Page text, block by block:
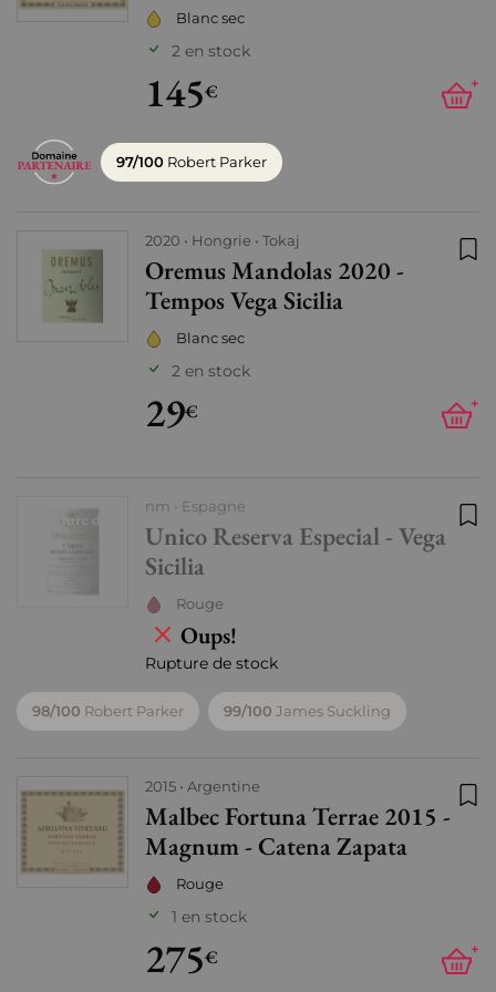
Blanc sec
2 en stock
145€ +
97/100 Robert Parker
2020 Hongrie Tokaj
Oremus Mandolas 2020 -
Tempos Vega Sicilia
Blanc sec
2 en stock
29€ +
Rupture de
stock
nm Espagne
Unico Reserva Especial - Vega
Sicilia
Rouge
Oups!
Rupture de stock
98/100 Robert Parker 99/100 James Suckling
2015 Argentine
Malbec Fortuna Terrae 2015 -
Magnum - Catena Zapata
Rouge
1 en stock
275€ +